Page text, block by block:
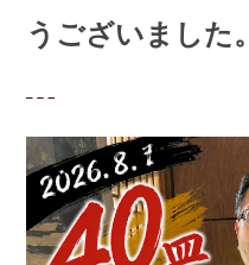
うございました。